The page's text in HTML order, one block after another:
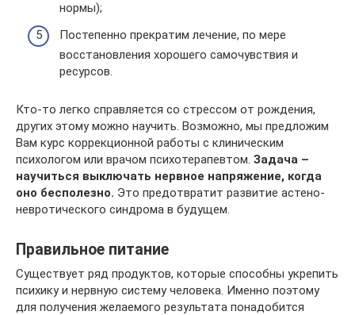
нормы);
Постепенно прекратим лечение, по мере
восстановления хорошего самочувствия и
ресурсов.
Кто-то легко справляется со стрессом от рождения,
других этому можно научить. Возможно, мы предложим
Вам курс коррекционной работы с клиническим
психологом или врачом психотерапевтом. Задача –
научиться выключать нервное напряжение, когда
оно бесполезно. Это предотвратит развитие астено-
невротического синдрома в будущем.
Правильное питание
Существует ряд продуктов, которые способны укрепить
психику и нервную систему человека. Именно поэтому
для получения желаемого результата понадобится